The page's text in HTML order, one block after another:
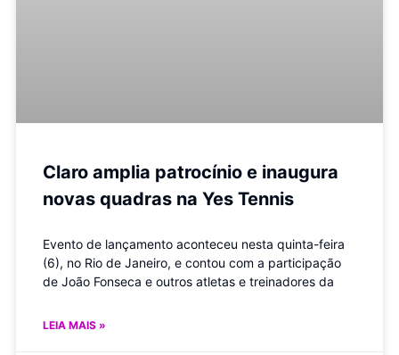
Claro amplia patrocínio e inaugura
novas quadras na Yes Tennis
Evento de lançamento aconteceu nesta quinta-feira
(6), no Rio de Janeiro, e contou com a participação
de João Fonseca e outros atletas e treinadores da
LEIA MAIS »